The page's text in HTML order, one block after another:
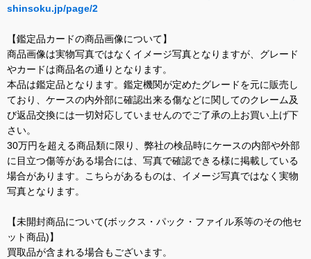
shinsoku.jp/page/2
【鑑定品カードの商品画像について】
商品画像は実物写真ではなくイメージ写真となりますが、グレード
やカードは商品名の通りとなります。
本品は鑑定品となります。鑑定機関が定めたグレードを元に販売し
ており、ケースの内外部に確認出来る傷などに関してのクレーム及
び返品交換には一切対応していませんのでご了承の上お買い上げ下
さい。
30万円を超える商品類に限り、弊社の検品時にケースの内部や外部
に目立つ傷等がある場合には、写真で確認できる様に掲載している
場合があります。こちらがあるものは、イメージ写真ではなく実物
写真となります。
【未開封商品について(ボックス・パック・ファイル系等のその他セ
ット商品)】
買取品が含まれる場合もございます。